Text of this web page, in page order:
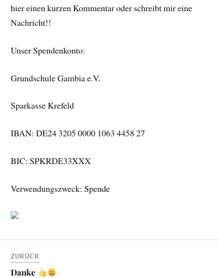
hier einen kurzen Kommentar oder schreibt mir eine
Nachricht!!
Unser Spendenkonto:
Grundschule Gambia e.V.
Sparkasse Krefeld
IBAN: DE24 3205 0000 1063 4458 27
BIC: SPKRDE33XXX
Verwendungszweck: Spende
ZURÜCK
Danke